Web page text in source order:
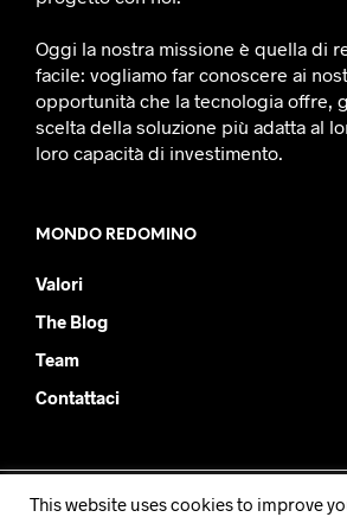
Oggi la nostra missione è quella di
facile: vogliamo far conoscere ai
opportunità che la tecnologia offre,
scelta della soluzione più adatta al
loro capacità di investimento.
MONDO REDOMINO
Valori
The Blog
Team
Contattaci
This website uses cookies to improve